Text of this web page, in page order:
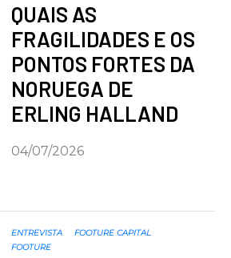
QUAIS AS
FRAGILIDADES E OS
PONTOS FORTES DA
NORUEGA DE
ERLING HALLAND
04/07/2026
ENTREVISTA
FOOTURE CAPITAL
FOOTURE